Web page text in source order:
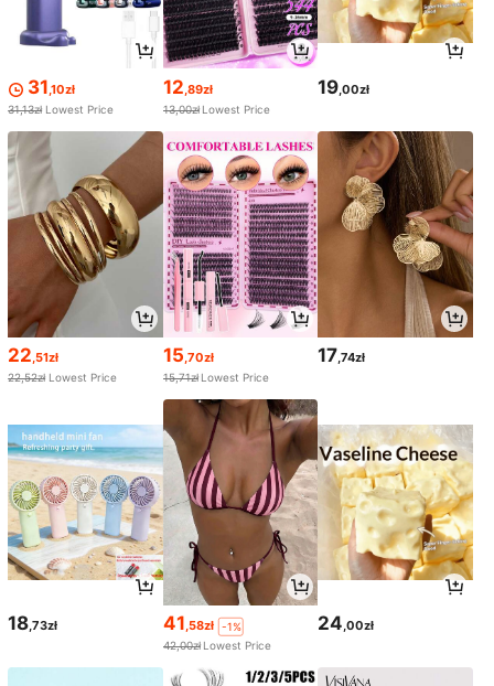
31 ,10zł
31,13zł Lowest Price
12 ,89zł
13,00zł Lowest Price
19 ,00zł
22,51zł
22,52zł Lowest Price
15,70zł
15,71zł Lowest Price
17,74zł
18,73zł 41,58zł
-1%
42,00zł Lowest Price
24,00zł